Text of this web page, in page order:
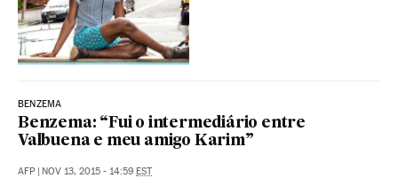
BENZEMA
Benzema: “Fui o intermediário entre
Valbuena e meu amigo Karim”
AFP | NOV 13, 2015 - 14:59 EST